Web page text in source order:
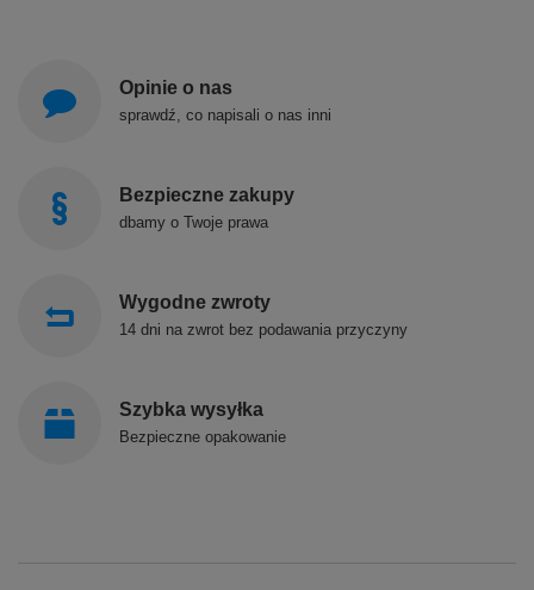
Opinie o nas
sprawdź, co napisali o nas inni
Bezpieczne zakupy
dbamy o Twoje prawa
Wygodne zwroty
14 dni na zwrot bez podawania przyczyny
Szybka wysyłka
Bezpieczne opakowanie